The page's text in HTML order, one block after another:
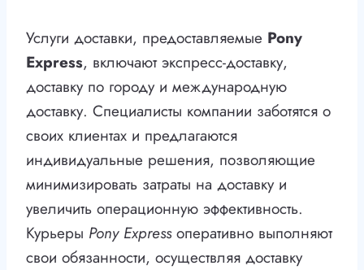
Услуги доставки, предоставляемые Pony
Express, включают экспресс-доставку,
доставку по городу и международную
доставку. Специалисты компании заботятся о
своих клиентах и предлагаются
индивидуальные решения, позволяющие
минимизировать затраты на доставку и
увеличить операционную эффективность.
Курьеры Pony Expressоперативно выполняют
свои обязанности, осуществляя доставку